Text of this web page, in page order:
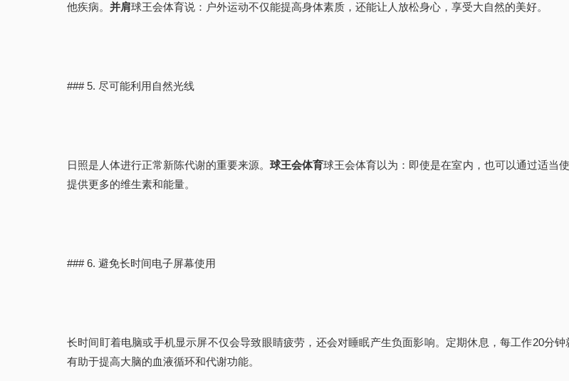
他疾病。并肩球王会体育说：户外运动不仅能提高身体素质，还能让人放松身心，享受大自然的美好。
### 5. 尽可能利用自然光线
日照是人体进行正常新陈代谢的重要来源。球王会体育球王会体育以为：即使是在室内，也可以通过适当
提供更多的维生素和能量。
### 6. 避免长时间电子屏幕使用
长时间盯着电脑或手机显示屏不仅会导致眼睛疲劳，还会对睡眠产生负面影响。定期休息，每工作20分
有助于提高大脑的血液循环和代谢功能。